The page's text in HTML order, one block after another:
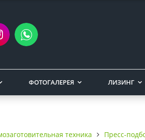
ФОТОГАЛЕРЕЯ ЛИЗИНГ
техника
Пресс-